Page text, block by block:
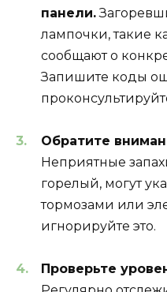
панели.
лампочки, такие
сообщают о
Запишите коды
Обратите
Неприятные
горелый, могут
тормозами или
игнорируйте это.
Проверьте